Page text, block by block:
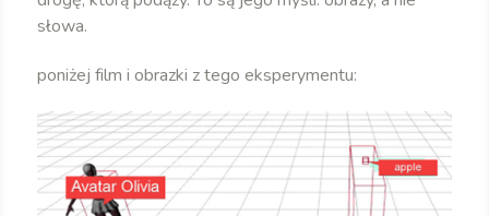
słowa.
poniżej film i obrazki z tego eksperymentu: